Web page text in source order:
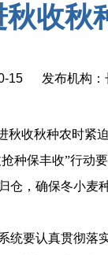
收秋
15 发布机构：
秋收秋种农时紧
种保丰收”行动
仓，确保冬小麦
统要认真贯彻落